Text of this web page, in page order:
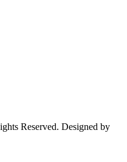
Reserved. Designed by